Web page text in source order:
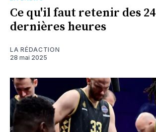
Ce qu'il faut retenir des 24
dernières heures
LA RÉDACTION
28 mai 2025